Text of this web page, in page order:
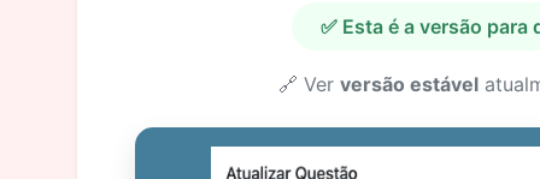
✅ Esta é a versão
🔗 Ver versão estável